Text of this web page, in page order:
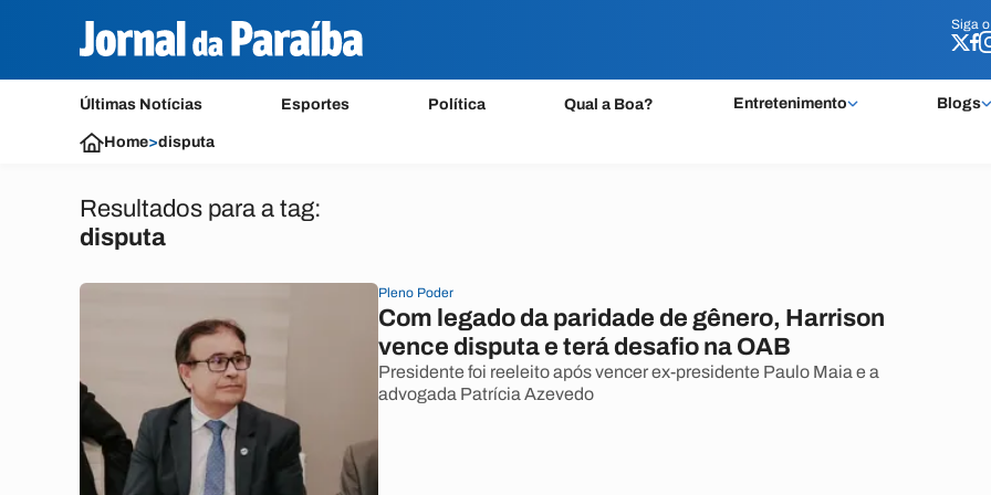
Siga o
Últimas Notícias Esportes Política Qual a Boa? Entretenimento Blogs
Siga o
Home>disputa
Resultados para a tag:
disputa
Pleno Poder
Com legado da paridade de gênero, Harrison
vence disputa e terá desafio na OAB
Presidente foi reeleito após vencer ex-presidente Paulo Maia e a
advogada Patrícia Azevedo